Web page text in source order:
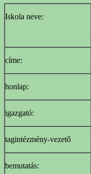
Iskola neve:
címe:
honlap:
igazgató:
tagintézmény-vezető
bemutatás: